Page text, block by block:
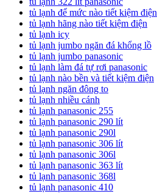
tủ lạnh để mức nào tiết kiệm điện
tủ lạnh hãng nào tiết kiệm điện
tủ lạnh icy
tủ lạnh jumbo ngăn đá khổng lồ
tủ lạnh jumbo panasonic
tủ lạnh làm đá tự rơi panasonic
tủ lạnh nào bền và tiết kiệm điện
tủ lạnh ngăn đông to
tủ lạnh nhiều cánh
tủ lạnh panasonic 255
tủ lạnh panasonic 290 lít
tủ lạnh panasonic 290l
tủ lạnh panasonic 306 lít
tủ lạnh panasonic 306l
tủ lạnh panasonic 363 lít
tủ lạnh panasonic 368l
tủ lạnh panasonic 410